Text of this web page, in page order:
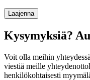
Laajenna
Kysymyksiä?
Voit olla meihin
viestiä meille
henkilökohtaisesti